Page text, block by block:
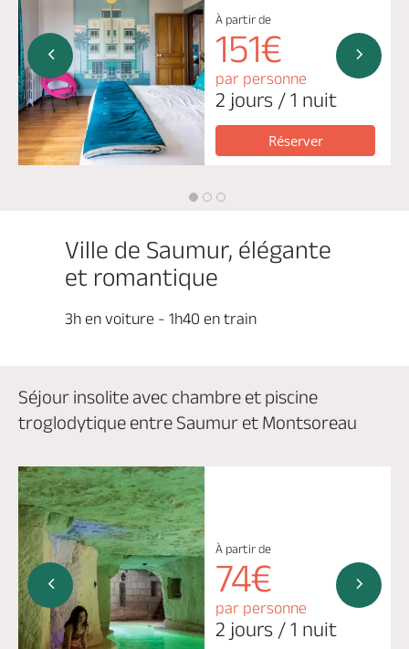
À partir de
151€
par personne
2 jours / 1 nuit
Réserver
Ville de Saumur, élégante
et romantique
3h en voiture - 1h40 en train
Séjour insolite avec chambre et piscine
troglodytique entre Saumur et Montsoreau
À partir de
74€
par personne
2 jours / 1 nuit